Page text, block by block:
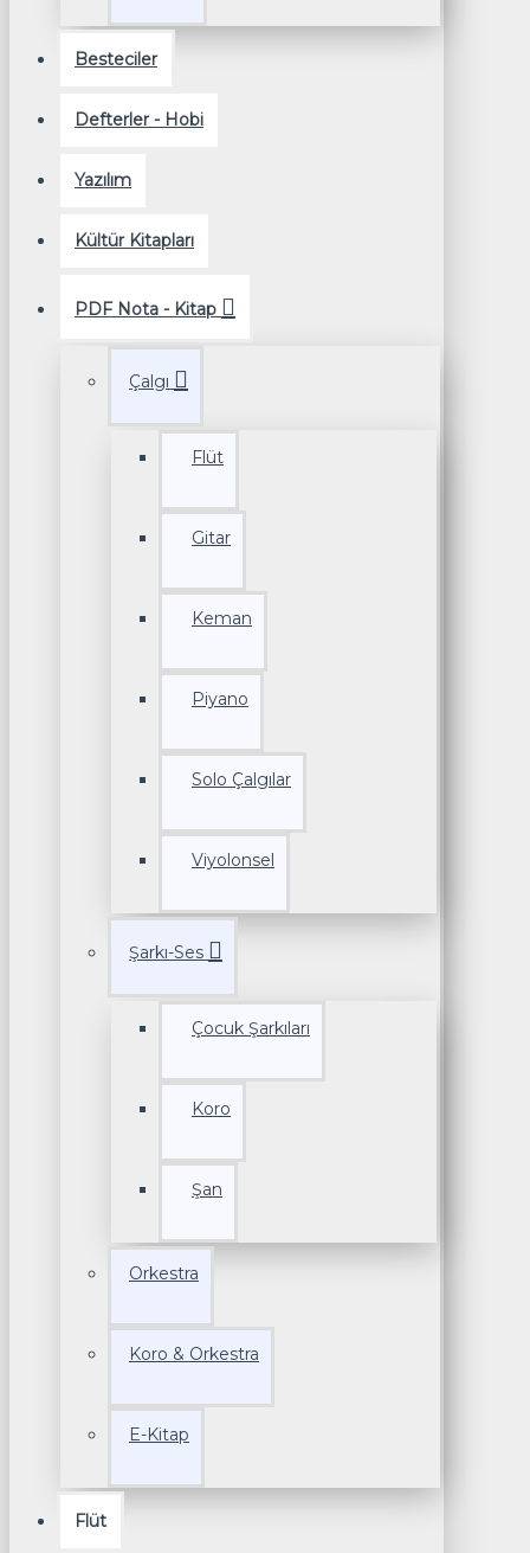
Besteciler
Defterler - Hobi
Yazılım
Kültür Kitapları
PDF Nota - Kitap
Çalgı
Flüt
Gitar
Keman
Piyano
Solo Çalgılar
Viyolonsel
Şarkı-Ses
Çocuk Şarkıları
Koro
Şan
Orkestra
Koro & Orkestra
E-Kitap
Flüt